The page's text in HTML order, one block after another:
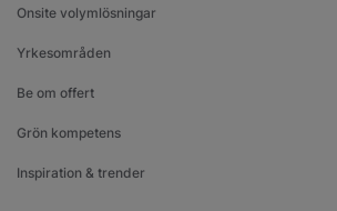
Onsite volymlösningar
Yrkesområden
Be om offert
Grön kompetens
Inspiration & trender